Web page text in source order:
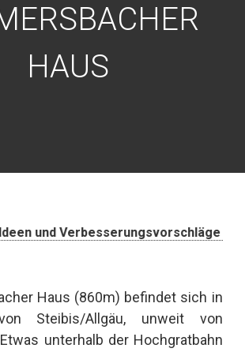
HAUS
Verbesserungsvorschläge einreichen
Haus (860m) befindet sich in
Steibis/Allgäu, unweit von
unterhalb der Hochgratbahn